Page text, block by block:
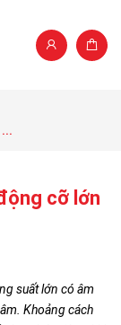
cỡ lớn
suất lớn có âm
Khoảng cách